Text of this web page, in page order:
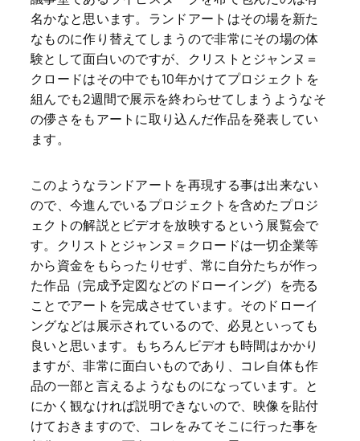
名かなと思います。ランドアートはその場を新た
なものに作り替えてしまうので非常にその場の体
験として面白いのですが、クリストとジャンヌ＝
クロードはその中でも10年かけてプロジェクトを
組んでも2週間で展示を終わらせてしまうようなそ
の儚さをもアートに取り込んだ作品を発表してい
ます。
このようなランドアートを再現する事は出来ない
ので、今進んでいるプロジェクトを含めたプロジ
ェクトの解説とビデオを放映するという展覧会で
す。クリストとジャンヌ＝クロードは一切企業等
から資金をもらったりせず、常に自分たちが作っ
た作品（完成予定図などのドローイング）を売る
ことでアートを完成させています。そのドローイ
ングなどは展示されているので、必見といっても
良いと思います。もちろんビデオも時間はかかり
ますが、非常に面白いものであり、コレ自体も作
品の一部と言えるようなものになっています。と
にかく観なければ説明できないので、映像を貼付
けておきますので、コレをみてそこに行った事を